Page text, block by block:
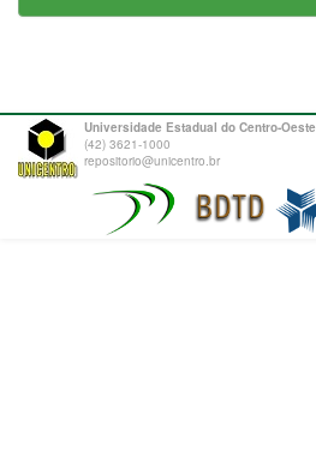
Universidade Estadual do Centro-Oeste
(42) 3621-1000
repositorio@unicentro.br